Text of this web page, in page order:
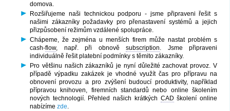
domova.
Rozšiřujeme naši technickou podporu - jsme připraveni řešit s
našimi zákazníky požadavky pro přenastavení systémů a jejich
přizpůsobení režimům vzdálené spolupráce.
Chápeme, že zejména u menších firem může nastat problém s
cash-flow, např. při obnově subscription. Jsme připraveni
individuálně řešit platební podmínky s těmito zákazníky.
Pro většinu našich zákazníků je nyní důležité zachovat provoz. V
případě výpadku zakázek je vhodné využít čas pro přípravu na
obnovení provozu a pro zvýšení budoucí produktivity, například
přípravou knihoven, firemních standardů nebo online školením
nových technologií. Přehled našich krátkých CAD školení online
nabízíme zde.